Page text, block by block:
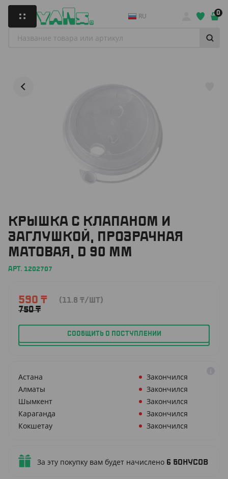
RU 0
КРЫШКА С КЛАПАНОМ И
ЗАГЛУШКОЙ, ПРОЗРАЧНАЯ
МАТОВАЯ, D 90 ММ
АРТ. 1202707
590 ₸
750₸
(11.8 ₸/ШТ)
СООБЩИТЬ О ПОСТУПЛЕНИИ
Астана
Закончился
Алматы
Закончился
Шымкент
Закончился
Караганда
Закончился
Кокшетау
Закончился
За эту покупку вам будет начислено 6 бонусов